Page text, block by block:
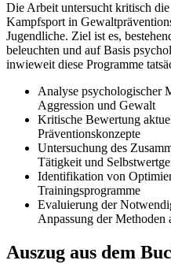
Die Arbeit untersucht kritisch
Kampfsport in
Jugendliche. Ziel ist es,
beleuchten und auf Basis
inwieweit diese Programme
Analyse psychologischer
Aggression und Gewalt
Kritische Bewertung
Präventionskonzepte
Untersuchung des
Tätigkeit und
Identifikation von
Trainingsprogramme
Evaluierung der
Anpassung der Methoden
Auszug aus dem